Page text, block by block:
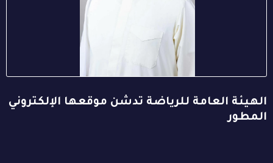
الهيئة العامة للرياضة تدشن موقعها الإلكتروني
المطور